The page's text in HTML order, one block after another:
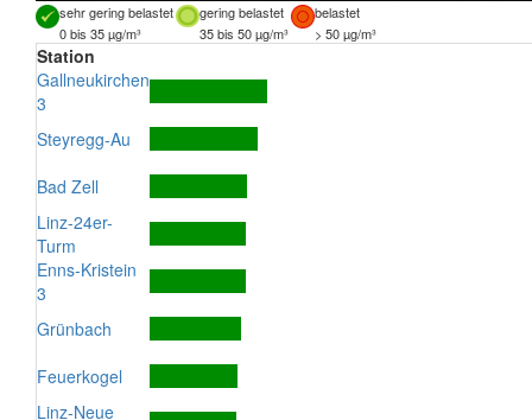
sehr gering belastet gering belastet
belastet
0 bis 35 µg/m³
35 bis 50 µg/m³ > 50 µg/m³
Station
Gallneukirchen
3
Steyregg-Au
Bad Zell
Linz-24er-
Turm
Enns-Kristein
3
Grünbach
Feuerkogel
Linz-Neue